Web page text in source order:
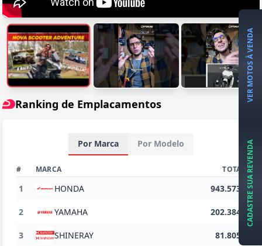
Ranking de Emplacamentos
Por Marca Por Modelo
# MARCA TOTAL
1 HONDA 943.573
2 YAMAHA 202.384
3 SHINERAY 81.805
VER MOTOS À VENDA
CADASTRE SUA REVENDA